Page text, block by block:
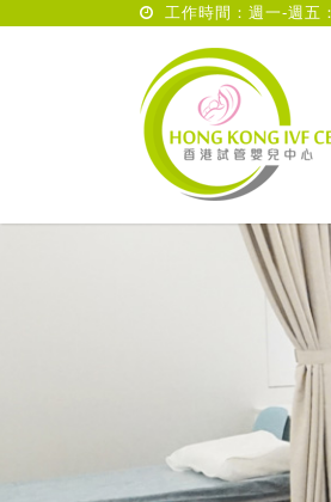
工作時間：週一-週